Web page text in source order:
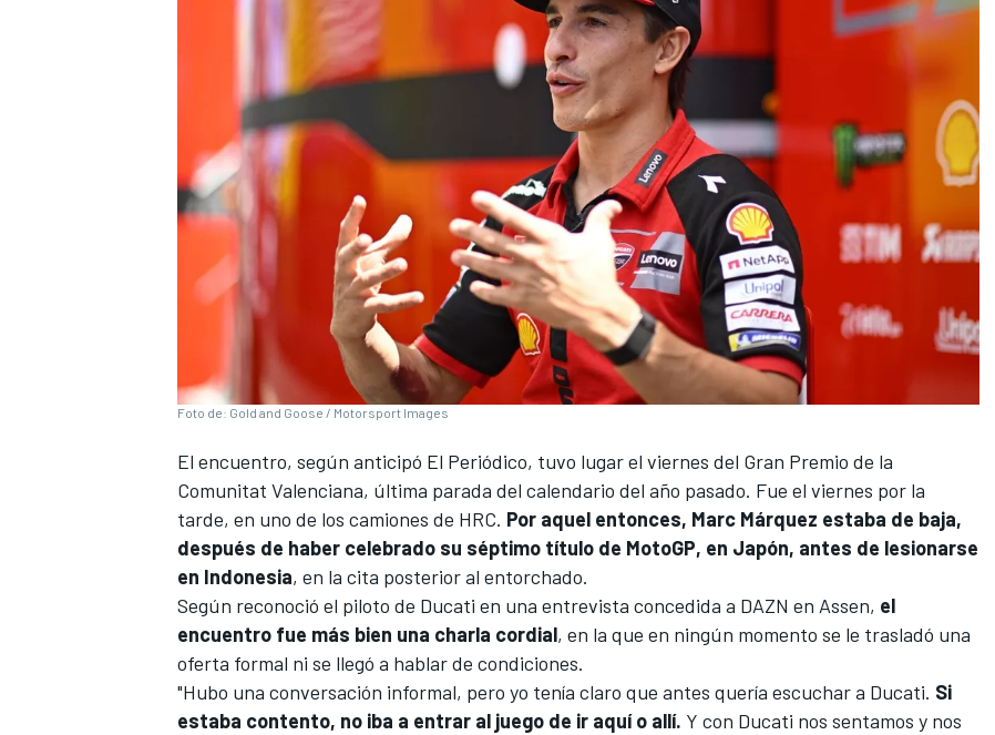
Foto de: Gold and Goose / Motorsport Images
El encuentro, según anticipó El Periódico, tuvo lugar el viernes del Gran Premio de la
Comunitat Valenciana, última parada del calendario del año pasado. Fue el viernes por la
tarde, en uno de los camiones de HRC. Por aquel entonces, Marc Márquez estaba de baja,
después de haber celebrado su séptimo título de MotoGP, en Japón, antes de lesionarse
en Indonesia, en la cita posterior al entorchado.
Según reconoció el piloto de Ducati en una entrevista concedida a DAZN en Assen, el
encuentro fue más bien una charla cordial, en la que en ningún momento se le trasladó una
oferta formal ni se llegó a hablar de condiciones.
"Hubo una conversación informal, pero yo tenía claro que antes quería escuchar a Ducati. Si
estaba contento, no iba a entrar al juego de ir aquí o allí. Y con Ducati nos sentamos y nos